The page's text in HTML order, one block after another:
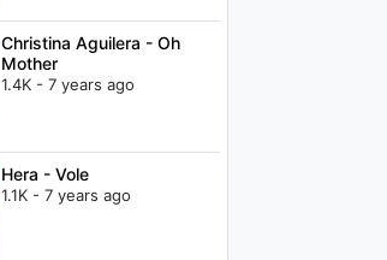
Christina Aguilera - Oh
Mother
1.4K - 7 years ago
Hera - Vole
1.1K - 7 years ago